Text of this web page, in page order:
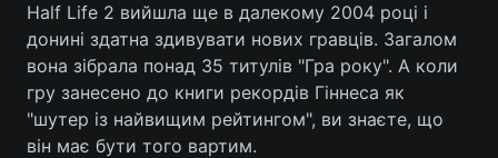
Half Life 2 вийшла ще в далекому 2004 році і
донині здатна здивувати нових гравців. Загалом
вона зібрала понад 35 титулів "Гра року". А коли
гру занесено до книги рекордів Гіннеса як
"шутер із найвищим рейтингом", ви знаєте, що
він має бути того вартим.